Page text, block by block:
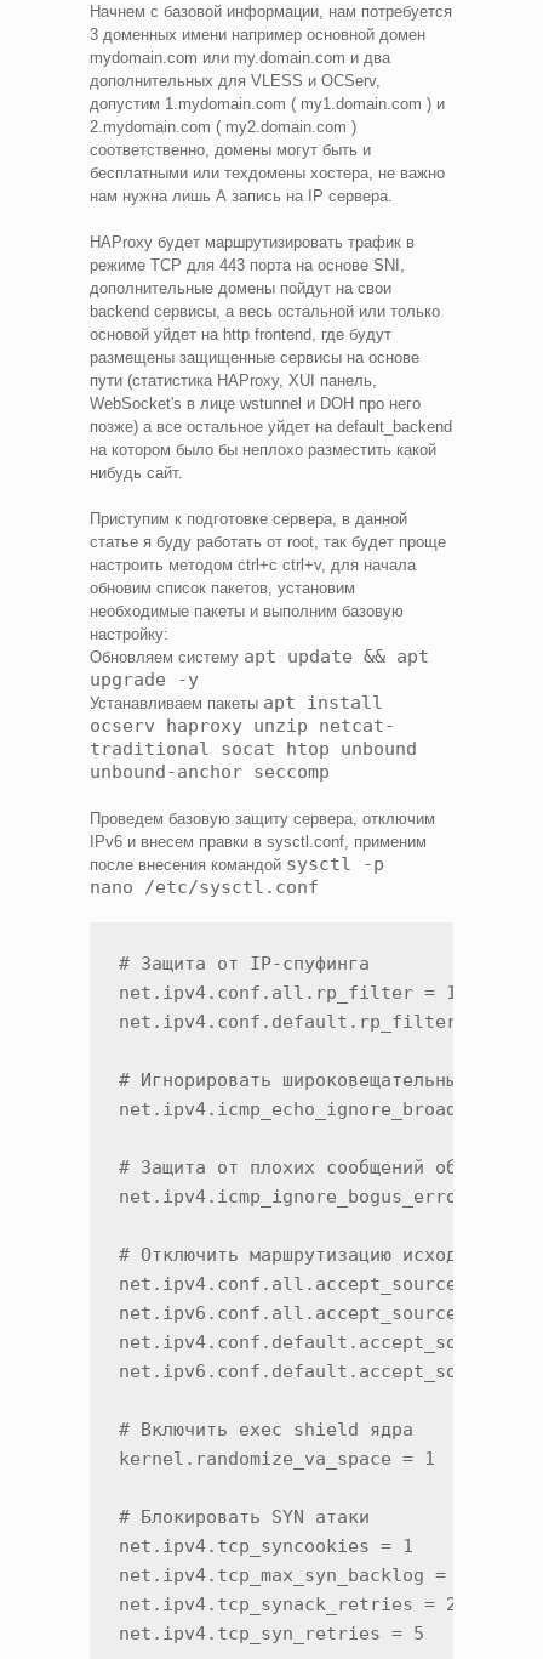
Начнем с базовой информации, нам потребуется
3 доменных имени например основной домен
mydomain.com или my.domain.com и два
дополнительных для VLESS и OCServ,
допустим 1.mydomain.com ( my1.domain.com ) и
2.mydomain.com ( my2.domain.com )
соответственно, домены могут быть и
бесплатными или техдомены хостера, не важно
нам нужна лишь А запись на IP сервера.
HAProxy будет маршрутизировать трафик в
режиме TCP для 443 порта на основе SNI,
дополнительные домены пойдут на свои
backend сервисы, а весь остальной или только
основой уйдет на http frontend, где будут
размещены защищенные сервисы на основе
пути (статистика HAProxy, XUI панель,
WebSocket's в лице wstunnel и DOH про него
позже) а все остальное уйдет на default_backend
на котором было бы неплохо разместить какой
нибудь сайт.
Приступим к подготовке сервера, в данной
статье я буду работать от root, так будет проще
настроить методом ctrl+c ctrl+v, для начала
обновим список пакетов, установим
необходимые пакеты и выполним базовую
настройку:
Обновляем систему apt update && apt
upgrade -y
Устанавливаем пакеты apt install
ocserv haproxy unzip netcat-
traditional socat htop unbound
unbound-anchor seccomp
Проведем базовую защиту сервера, отключим
IPv6 и внесем правки в sysctl.conf, применим
после внесения командой sysctl -p
nano /etc/sysctl.conf
# Защита от IP-спуфинга
net.ipv4.conf.all.rp_filter = 1
net.ipv4.conf.default.rp_filter = 1
# Игнорировать широковещательные
net.ipv4.icmp_echo_ignore_broadcasts =
# Защита от плохих сообщений об
# Отключить маршрутизацию исходных
net.ipv4.conf.all.accept_source_route
net.ipv6.conf.all.accept_source_route
# Включить exec shield ядра
kernel.randomize_va_space = 1
# Блокировать SYN атаки
net.ipv4.tcp_syncookies = 1
net.ipv4.tcp_max_syn_backlog = 2048
net.ipv4.tcp_synack_retries = 2
net.ipv4.tcp_syn_retries = 5